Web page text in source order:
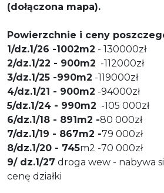
(dołączona mapa).
Powierzchnie i ceny
1/dz.1/26 -1002m2 - 130000zł
2/dz.1/22 - 900m2 -112000zł
3/dz.1/25 -990m2 -119000zł
4/dz.1/21 - 900m2 -94000zł
5/dz.1/24 - 990m2 -105 000zł
6/dz.1/18 - 891m2 -80 000zł
7/dz.1/19 - 867m2 -79 000zł
8/dz.1/20 - 745m2 -70 000zł
9/ dz.1/27 droga wew - nabywa
cenę działki